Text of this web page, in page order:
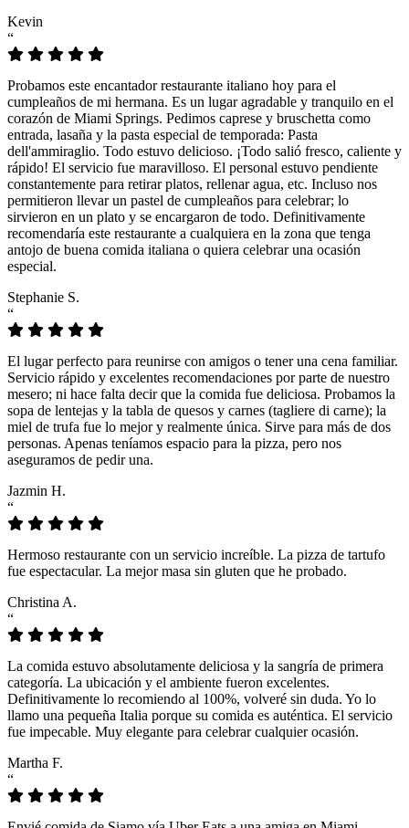
Kevin
“
Probamos este encantador restaurante italiano hoy para el
cumpleaños de mi hermana. Es un lugar agradable y tranquilo en el
corazón de Miami Springs. Pedimos caprese y bruschetta como
entrada, lasaña y la pasta especial de temporada: Pasta
dell'ammiraglio. Todo estuvo delicioso. ¡Todo salió fresco, caliente y
rápido! El servicio fue maravilloso. El personal estuvo pendiente
constantemente para retirar platos, rellenar agua, etc. Incluso nos
permitieron llevar un pastel de cumpleaños para celebrar; lo
sirvieron en un plato y se encargaron de todo. Definitivamente
recomendaría este restaurante a cualquiera en la zona que tenga
antojo de buena comida italiana o quiera celebrar una ocasión
especial.
Stephanie S.
“
El lugar perfecto para reunirse con amigos o tener una cena familiar.
Servicio rápido y excelentes recomendaciones por parte de nuestro
mesero; ni hace falta decir que la comida fue deliciosa. Probamos la
sopa de lentejas y la tabla de quesos y carnes (tagliere di carne); la
miel de trufa fue lo mejor y realmente única. Sirve para más de dos
personas. Apenas teníamos espacio para la pizza, pero nos
aseguramos de pedir una.
Jazmin H.
“
Hermoso restaurante con un servicio increíble. La pizza de tartufo
fue espectacular. La mejor masa sin gluten que he probado.
Christina A.
“
La comida estuvo absolutamente deliciosa y la sangría de primera
categoría. La ubicación y el ambiente fueron excelentes.
Definitivamente lo recomiendo al 100%, volveré sin duda. Yo lo
llamo una pequeña Italia porque su comida es auténtica. El servicio
fue impecable. Muy elegante para celebrar cualquier ocasión.
Martha F.
“